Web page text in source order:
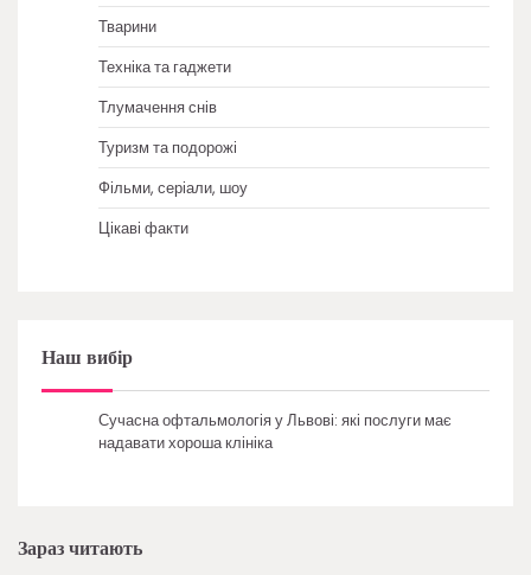
Тварини
Техніка та гаджети
Тлумачення снів
Туризм та подорожі
Фільми, серіали, шоу
Цікаві факти
Наш вибір
Сучасна офтальмологія у Львові: які послуги має
надавати хороша клініка
Зараз читають